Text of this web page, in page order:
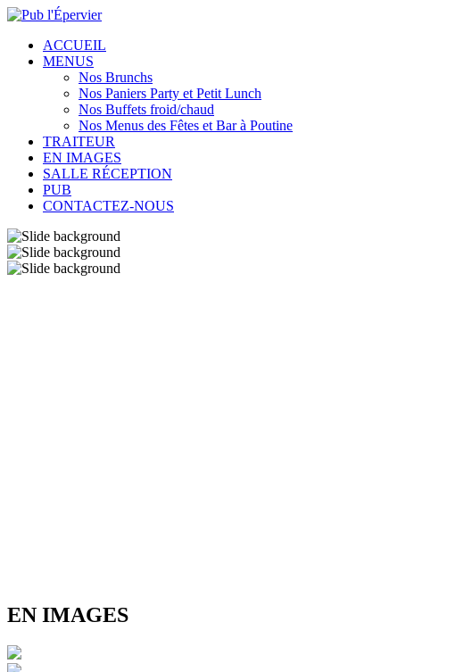
ACCUEIL
MENUS
Nos Brunchs
Nos Paniers Party et Petit Lunch
Nos Buffets froid/chaud
Nos Menus des Fêtes et Bar à Poutine
TRAITEUR
EN IMAGES
SALLE RÉCEPTION
PUB
CONTACTEZ-NOUS
EN IMAGES